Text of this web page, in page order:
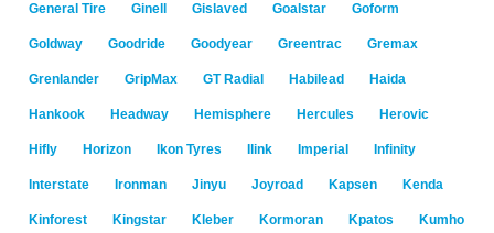
General Tire Ginell Gislaved Goalstar Goform
Goldway Goodride Goodyear Greentrac Gremax
Grenlander GripMax GT Radial Habilead Haida
Hankook Headway Hemisphere Hercules Herovic
Hifly Horizon Ikon Tyres Ilink Imperial Infinity
Interstate Ironman Jinyu Joyroad Kapsen Kenda
Kinforest Kingstar Kleber Kormoran Kpatos Kumho